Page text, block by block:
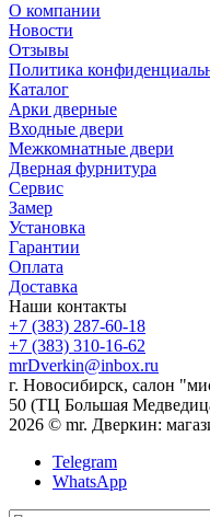
О компании
Новости
Отзывы
Политика
Каталог
Арки дверные
Входные двери
Межкомнатные двери
Дверная фурнитура
Сервис
Замер
Установка
Гарантии
Оплата
Доставка
Наши контакты
+7 (383) 287-60-18
+7 (383) 310-16-62
mrDverkin@inbox.ru
г. Новосибирск, салон
50 (ТЦ Большая
2026 © mr. Дверкин:
Telegram
WhatsApp